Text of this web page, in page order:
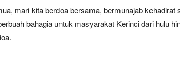
mari kita berdoa bersama, bermunajab kehadirat
bahagia untuk masyarakat Kerinci dari hulu